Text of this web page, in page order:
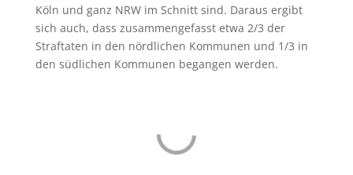
Köln und ganz NRW im Schnitt sind. Daraus ergibt
sich auch, dass zusammengefasst etwa 2/3 der
Straftaten in den nördlichen Kommunen und 1/3 in
den südlichen Kommunen begangen werden.